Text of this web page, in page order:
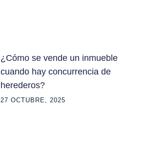
¿Cómo se vende un inmueble
cuando hay concurrencia de
herederos?
27 OCTUBRE, 2025